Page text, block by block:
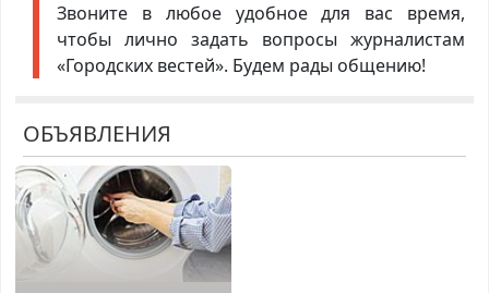
Звоните в любое удобное для вас время,
чтобы лично задать вопросы журналистам
«Городских вестей». Будем рады общению!
ОБЪЯВЛЕНИЯ